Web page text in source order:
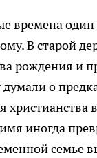
времена один
В старой
рождения и
о
иногда
семье